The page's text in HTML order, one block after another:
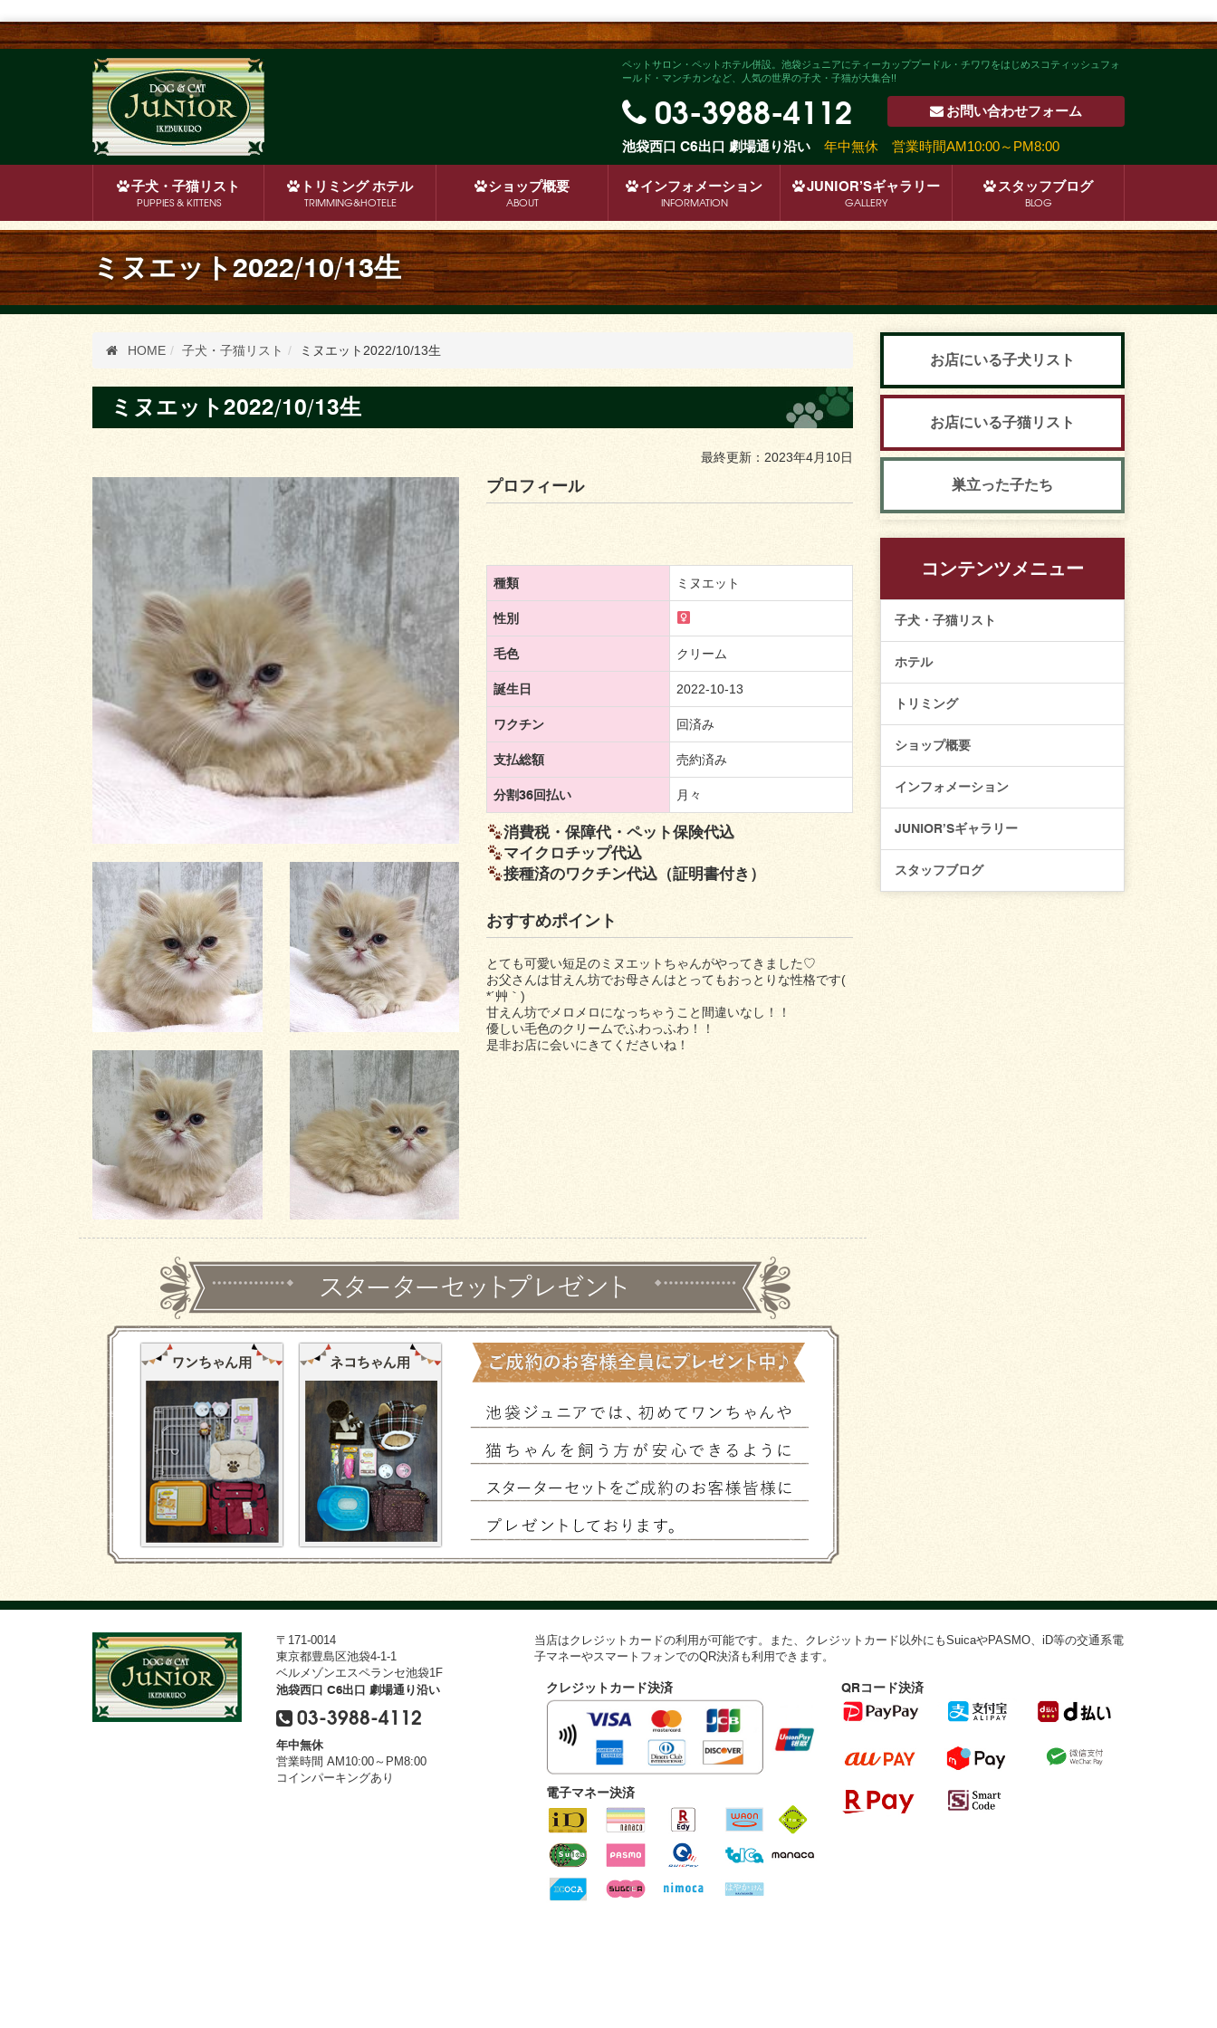
ペットサロン・ペットホテル併設。池袋ジュニアにティーカッププードル・チワワをはじめスコティッシュフォ
ールド・マンチカンなど、人気の世界の子犬・子猫が大集合!!
03-3988-4112 お問い合わせフォーム
池袋西口 C6出口 劇場通り沿い 年中無休 営業時間AM10:00～PM8:00
子犬・子猫リスト
PUPPIES & KITTENS
トリミングホテル
TRIMMING&HOTELE
ショップ概要
ABOUT
インフォメーション
INFORMATION
JUNIOR’Sギャラリー
GALLERY
スタッフブログ
BLOG
ミヌエット2022/10/13生
HOME 子犬・子猫リスト ミヌエット2022/10/13生
ミヌエット2022/10/13生
最終更新：2023年4月10日
プロフィール
種類 ミヌエット
性別
毛色 クリーム
誕生日 2022-10-13
ワクチン 回済み
支払総額 売約済み
分割36回払い 月々
消費税・保障代・ペット保険代込
マイクロチップ代込
接種済のワクチン代込（証明書付き）
おすすめポイント
とても可愛い短足のミヌエットちゃんがやってきました♡
お父さんは甘えん坊でお母さんはとってもおっとりな性格です(
*´艸｀)
甘えん坊でメロメロになっちゃうこと間違いなし！！
優しい毛色のクリームでふわっふわ！！
是非お店に会いにきてくださいね！
お店にいる子犬リスト
お店にいる子猫リスト
巣立った子たち
コンテンツメニュー
子犬・子猫リスト
ホテル
トリミング
ショップ概要
インフォメーション
JUNIOR’Sギャラリー
スタッフブログ
〒171-0014
東京都豊島区池袋4-1-1
ベルメゾンエスペランセ池袋1F
池袋西口 C6出口 劇場通り沿い
03-3988-4112
年中無休
営業時間 AM10:00～PM8:00
コインパーキングあり
当店はクレジットカードの利用が可能です。また、クレジットカード以外にもSuicaやPASMO、iD等の交通系電
子マネーやスマートフォンでのQR決済も利用できます。
クレジットカード決済
電子マネー決済
QRコード決済